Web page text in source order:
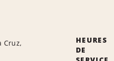
Cruz,
HEURES
DE